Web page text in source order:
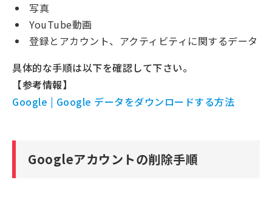
写真
YouTube動画
登録とアカウント、アクティビティに関するデータ
具体的な手順は以下を確認して下さい。
【参考情報】
Google | Google データをダウンロードする方法
Googleアカウントの削除手順